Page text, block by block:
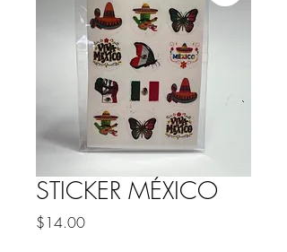
STICKER MÉXICO
$14.00Precio